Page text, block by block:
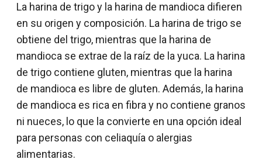
La harina de trigo y la harina de mandioca difieren
en su origen y composición. La harina de trigo se
obtiene del trigo, mientras que la harina de
mandioca se extrae de la raíz de la yuca. La harina
de trigo contiene gluten, mientras que la harina
de mandioca es libre de gluten. Además, la harina
de mandioca es rica en fibra y no contiene granos
ni nueces, lo que la convierte en una opción ideal
para personas con celiaquía o alergias
alimentarias.